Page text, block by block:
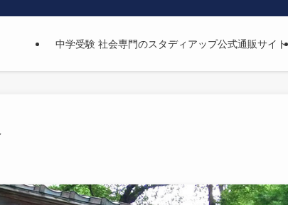
中学受験 社会専門のスタディアップ公式通販サイト